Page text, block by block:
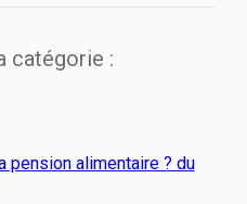
catégorie :
pension alimentaire ? du